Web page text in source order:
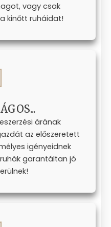
vagy csak
kinőtt ruháidat!
árának
az előszeretett
igényeidnek
garantáltan jó